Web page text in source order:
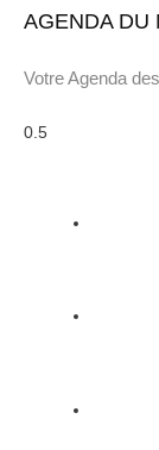
AGENDA DU
Votre Agenda